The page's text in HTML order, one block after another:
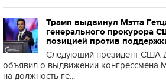
Трамп выдвинул Мэтта
генерального прокурора
позицией против
Следующий президент США
объявил о выдвижении конгрессмена
на должность ге...